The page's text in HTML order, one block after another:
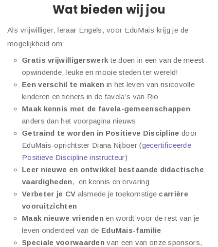
Wat bieden wij jou
Als vrijwilliger, leraar Engels, voor EduMais krijg je de
mogelijkheid om:
Gratis vrijwilligerswerk te doen in een van de meest
opwindende, leuke en mooie steden ter wereld!
Een verschil te maken in het leven van risicovolle
kinderen en tieners in de favela’s van Rio
Maak kennis met de favela-gemeenschappen
anders dan het voorpagina nieuws
Getraind te worden in Positieve Discipline door
EduMais-oprichtster Diana Nijboer (gecertificeerde
Positieve Discipline instructeur)
Leer nieuwe en ontwikkel bestaande didactische
vaardigheden, en kennis en ervaring
Verbeter je CV alsmede je toekomstige carrière
vooruitzichten
Maak nieuwe vrienden en wordt voor de rest van je
leven onderdeel van de EduMais-familie
Speciale voorwaarden van een van onze sponsors,